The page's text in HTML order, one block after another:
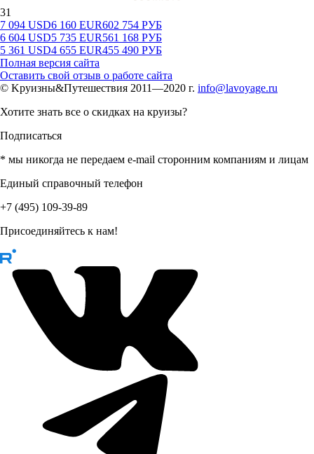
31
7 094 USD6 160 EUR602 754 РУБ
6 604 USD5 735 EUR561 168 РУБ
5 361 USD4 655 EUR455 490 РУБ
Полная версия сайта
Оставить свой отзыв о работе сайта
© Kруизны&Путешествия 2011—2020 г. info@lavoyage.ru
Хотите знать все о скидках на круизы?
Подписаться
* мы никогда не передаем e-mail сторонним компаниям и лицам
Единый справочный телефон
+7 (495) 109-39-89
Присоединяйтесь к нам!